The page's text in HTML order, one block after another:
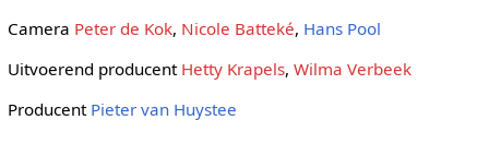
Camera Peter de Kok, Nicole Batteké, Hans Pool
Uitvoerend producent Hetty Krapels, Wilma Verbeek
Producent Pieter van Huystee